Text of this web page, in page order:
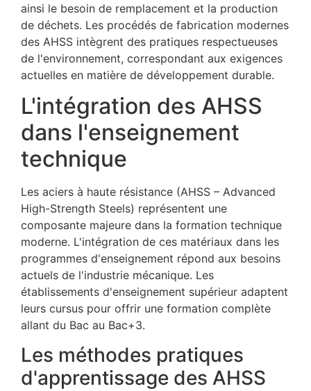
ainsi le besoin de remplacement et la production
de déchets. Les procédés de fabrication modernes
des AHSS intègrent des pratiques respectueuses
de l'environnement, correspondant aux exigences
actuelles en matière de développement durable.
L'intégration des AHSS
dans l'enseignement
technique
Les aciers à haute résistance (AHSS – Advanced
High-Strength Steels) représentent une
composante majeure dans la formation technique
moderne. L'intégration de ces matériaux dans les
programmes d'enseignement répond aux besoins
actuels de l'industrie mécanique. Les
établissements d'enseignement supérieur adaptent
leurs cursus pour offrir une formation complète
allant du Bac au Bac+3.
Les méthodes pratiques
d'apprentissage des AHSS